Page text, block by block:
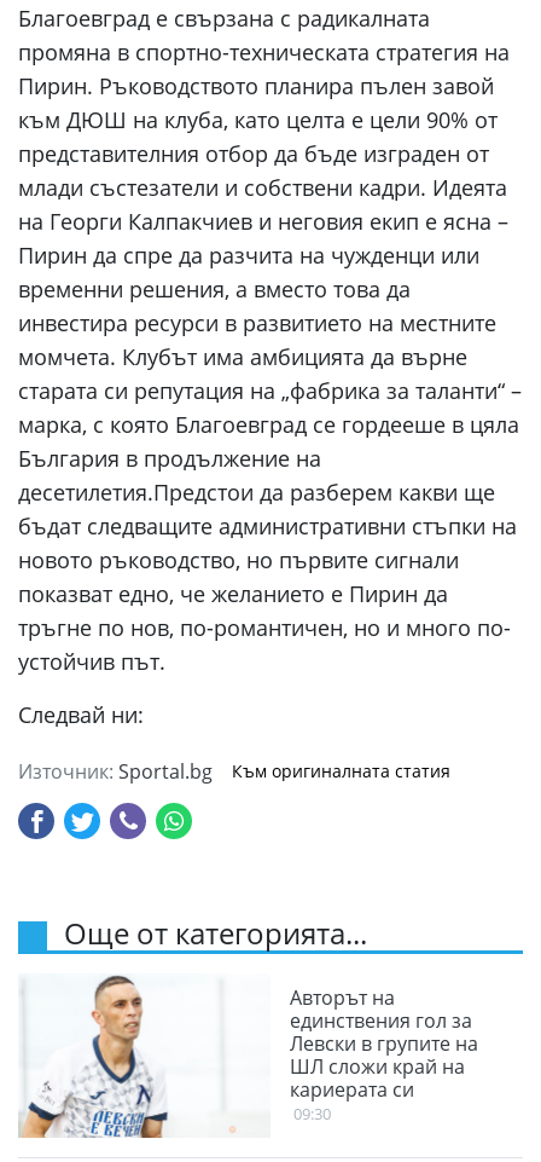
Благоевград е свързана с радикалната
промяна в спортно-техническата стратегия на
Пирин. Ръководството планира пълен завой
към ДЮШ на клуба, като целта е цели 90% от
представителния отбор да бъде изграден от
млади състезатели и собствени кадри. Идеята
на Георги Калпакчиев и неговия екип е ясна –
Пирин да спре да разчита на чужденци или
временни решения, а вместо това да
инвестира ресурси в развитието на местните
момчета. Клубът има амбицията да върне
старата си репутация на „фабрика за таланти“ –
марка, с която Благоевград се гордееше в цяла
България в продължение на
десетилетия.Предстои да разберем какви ще
бъдат следващите административни стъпки на
новото ръководство, но първите сигнали
показват едно, че желанието е Пирин да
тръгне по нов, по-романтичен, но и много по-
устойчив път.
Следвай ни:
Източник: Sportal.bg Към оригиналната статия
Още от категорията...
Авторът на
единствения гол за
Левски в групите на
ШЛ сложи край на
кариерата си
09:30